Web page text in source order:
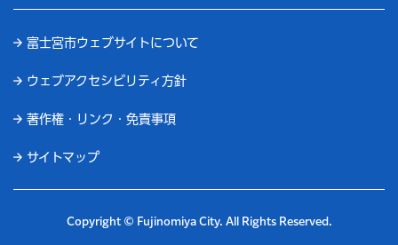
富士宮市ウェブサイトについて
ウェブアクセシビリティ方針
著作権・リンク・免責事項
サイトマップ
Copyright © Fujinomiya City. All Rights Reserved.